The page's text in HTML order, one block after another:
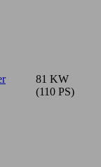
81 KW
(110 PS)